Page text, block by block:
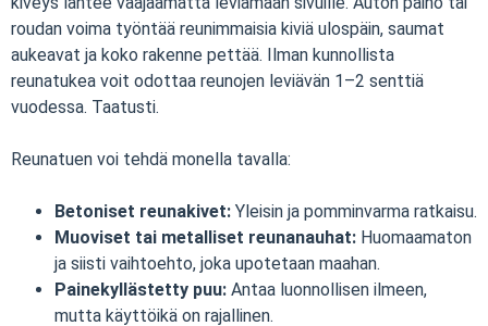
roudan voima työntää reunimmaisia kiviä ulospäin, saumat
aukeavat ja koko rakenne pettää. Ilman kunnollista
reunatukea voit odottaa reunojen leviävän 1–2 senttiä
vuodessa. Taatusti.
Reunatuen voi tehdä monella tavalla:
Betoniset reunakivet: Yleisin ja pomminvarma ratkaisu.
Muoviset tai metalliset reunanauhat: Huomaamaton
ja siisti vaihtoehto, joka upotetaan maahan.
Painekyllästetty puu: Antaa luonnollisen ilmeen,
mutta käyttöikä on rajallinen.